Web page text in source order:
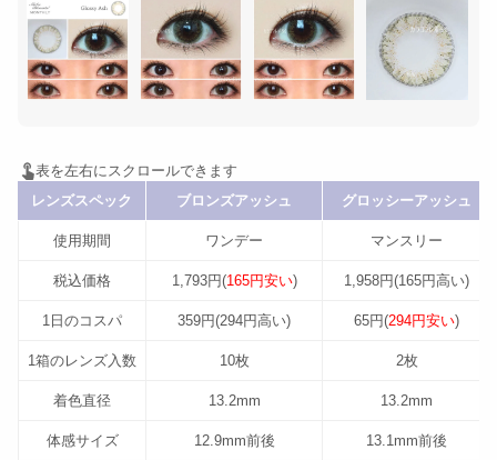
レンズスペック ブロンズアッシュ グロッシーアッシュ
使用期間 ワンデー マンスリー
税込価格 1,793円(165円安い) 1,958円(165円高い)
1日のコスパ 359円(294円高い) 65円(294円安い)
1箱のレンズ入数 10枚 2枚
着色直径 13.2mm 13.2mm
体感サイズ 12.9mm前後 13.1mm前後